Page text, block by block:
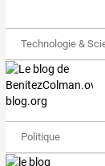
Technologie &
Politique